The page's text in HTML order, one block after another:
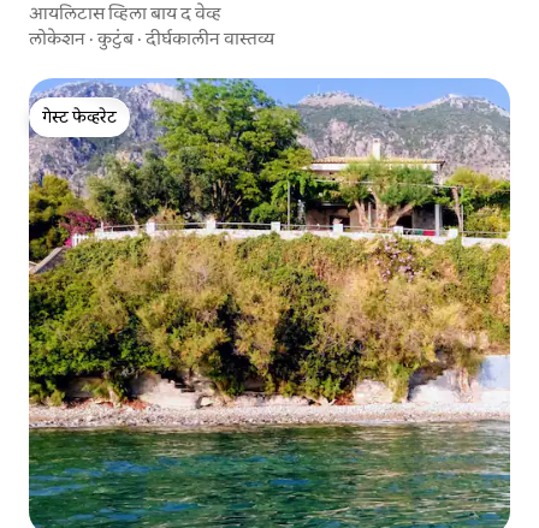
आयलिटास व्हिला बाय द वेव्ह
लोकेशन ·कुटुंब·दीर्घकालीन वास्तव्य
गेस्ट फेव्हरेट
गेस्ट फेव्हरेट